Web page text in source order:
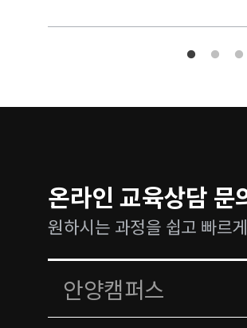
온라인 교육상담 문
원하시는 과정을 쉽고 빠르